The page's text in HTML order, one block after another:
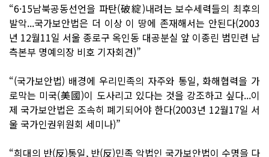
“6·15남북공동선언을 파탄(破綻)내려는 보수세력들의 최후의
발악...국가보안법은 더 이상 이 땅에 존재해서는 안된다(2003
년 12월11일 서울 종로구 옥인동 대공분실 앞 이종린 범민련 남
측본부 명예의장 비호 기자회견)”
“(국가보안법) 배경에 우리민족의 자주와 통일, 화해협력을 가
로막는 미국(美國)이 도사리고 있다는 것을 강조하고 싶다...이
제 국가보안법은 조속히 폐기되어야 한다(2003년 12월17일 서
울 국가인권위원회 세미나)”
“희대의 반(反)통일, 반(反)민족 악법인 국가보안법이 수명을 다